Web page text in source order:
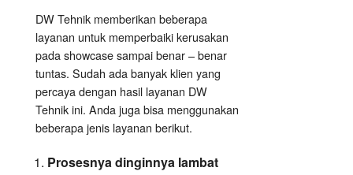
DW Tehnik memberikan beberapa
layanan untuk memperbaiki kerusakan
pada showcase sampai benar – benar
tuntas. Sudah ada banyak klien yang
percaya dengan hasil layanan DW
Tehnik ini. Anda juga bisa menggunakan
beberapa jenis layanan berikut.
Prosesnya dinginnya lambat